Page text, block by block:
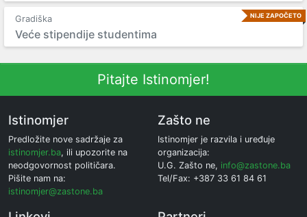
NIJE ZAPOČETO
Gradiška
Veće stipendije studentima
Pitajte Istinomjer!
Istinomjer
Predložite nove sadržaje za
istinomjer.ba, ili upozorite na
neodgovornost političara.
Pišite nam na:
istinomjer@zastone.ba
Zašto ne
Istinomjer je razvila i uređuje
organizacija:
U.G. Zašto ne, info@zastone.ba
Tel/Fax: +387 33 61 84 61